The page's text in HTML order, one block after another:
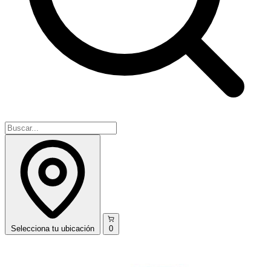
Selecciona tu ubicación 0